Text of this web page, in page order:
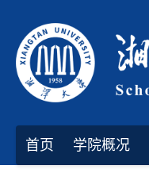
首页 学院概况